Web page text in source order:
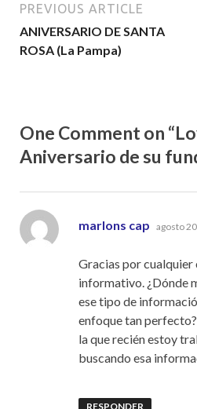
PREVIOUS ARTICLE
ANIVERSARIO DE SANTA
ROSA (La Pampa)
One Comment on
Aniversario de su
marlons cap dice:
agosto
Gracias por
informativo. ¿Dónde
ese tipo de
enfoque tan
la que recién estoy
buscando esa
RESPONDER